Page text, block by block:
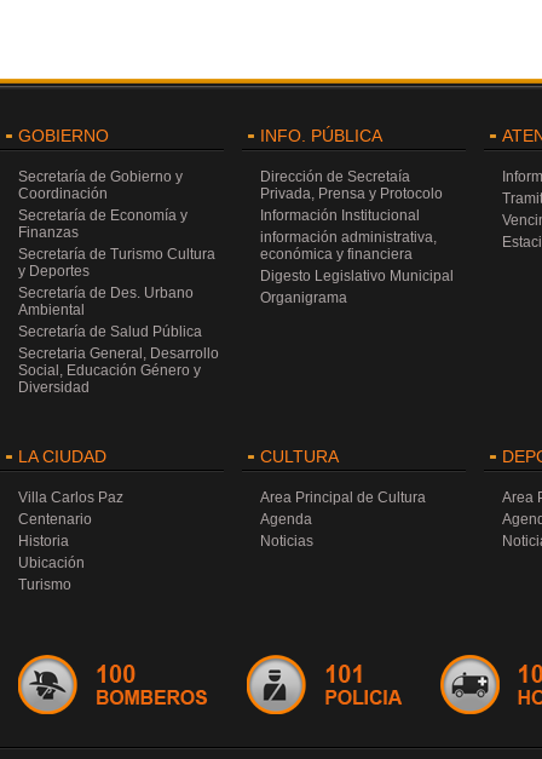
GOBIERNO
Secretaría de Gobierno y
Coordinación
Secretaría de Economía y
Finanzas
Secretaría de Turismo Cultura
y Deportes
Secretaría de Des. Urbano
Ambiental
Secretaría de Salud Pública
Secretaria General, Desarrollo
Social, Educación Género y
Diversidad
INFO. PÚBLICA
Dirección de Secretaía
Privada, Prensa y Protocolo
Información Institucional
información administrativa,
económica y financiera
Digesto Legislativo Municipal
Organigrama
LA CIUDAD
Villa Carlos Paz
Centenario
Historia
Ubicación
Turismo
CULTURA
Area Principal de Cultura
Agenda
Noticias
Area